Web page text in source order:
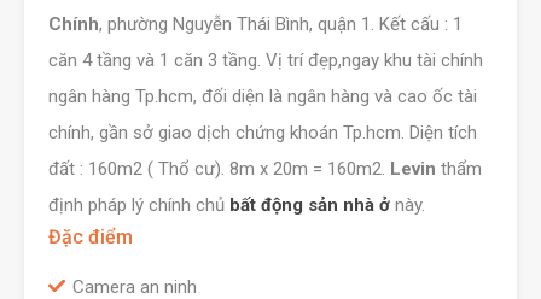
Chính, phường Nguyễn Thái Bình, quận 1. Kết cấu : 1
căn 4 tầng và 1 căn 3 tầng. Vị trí đẹp,ngay khu tài chính
ngân hàng Tp.hcm, đối diện là ngân hàng và cao ốc tài
chính, gần sở giao dịch chứng khoán Tp.hcm. Diện tích
đất : 160m2 ( Thổ cư). 8m x 20m = 160m2. Levin thẩm
định pháp lý chính chủ bất động sản nhà ở này.
Đặc điểm
Camera an ninh